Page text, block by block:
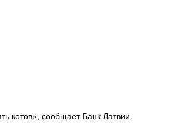
котов», сообщает Банк Латвии.